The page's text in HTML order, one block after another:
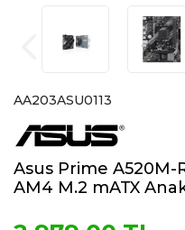
AA203ASU0113
Asus Prime A520M-
AM4 M.2 mATX